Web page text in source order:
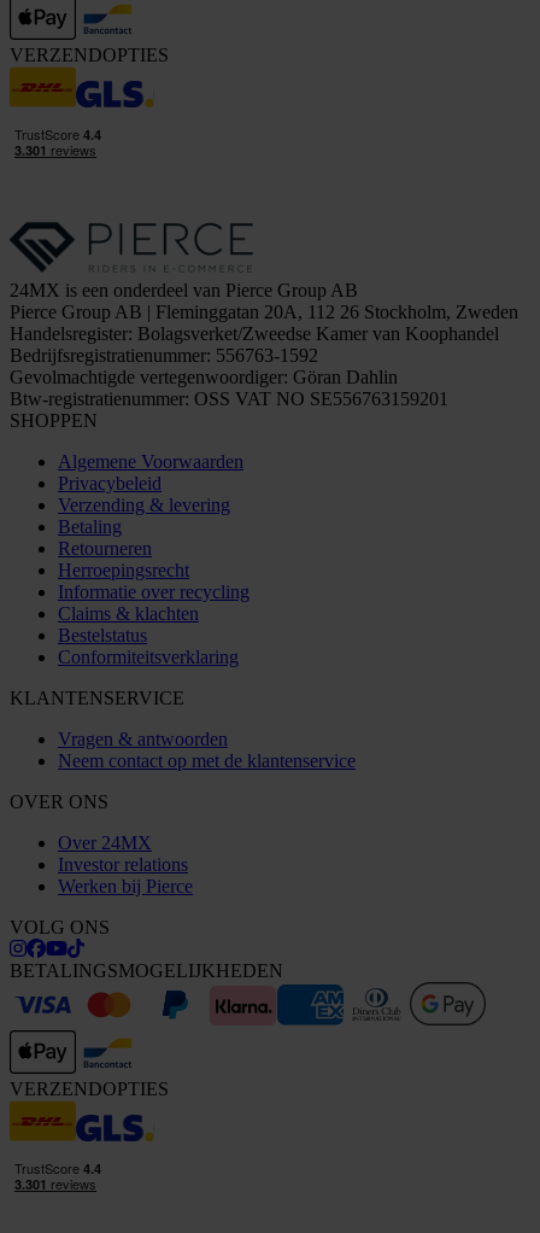
VERZENDOPTIES
24MX is een onderdeel van Pierce Group AB
Pierce Group AB | Fleminggatan 20A, 112 26 Stockholm, Zweden
Handelsregister: Bolagsverket/Zweedse Kamer van Koophandel
Bedrijfsregistratienummer: 556763-1592
Gevolmachtigde vertegenwoordiger: Göran Dahlin
Btw-registratienummer: OSS VAT NO SE556763159201
SHOPPEN
Algemene Voorwaarden
Privacybeleid
Verzending & levering
Betaling
Retourneren
Herroepingsrecht
Informatie over recycling
Claims & klachten
Bestelstatus
Conformiteitsverklaring
KLANTENSERVICE
Vragen & antwoorden
Neem contact op met de klantenservice
OVER ONS
Over 24MX
Investor relations
Werken bij Pierce
VOLG ONS
BETALINGSMOGELIJKHEDEN
VERZENDOPTIES